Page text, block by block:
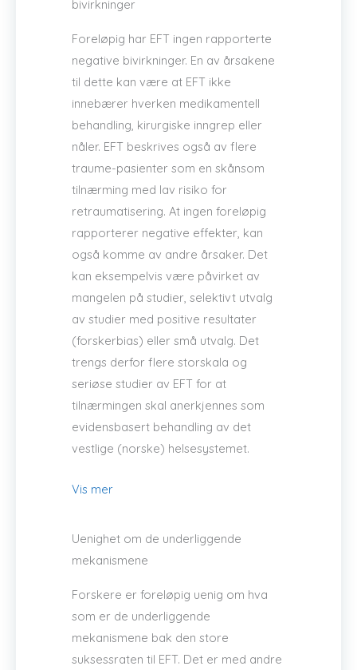
bivirkninger
Foreløpig har EFT ingen rapporterte
negative bivirkninger. En av årsakene
til dette kan være at EFT ikke
innebærer hverken medikamentell
behandling, kirurgiske inngrep eller
nåler. EFT beskrives også av flere
traume-pasienter som en skånsom
tilnærming med lav risiko for
retraumatisering. At ingen foreløpig
rapporterer negative effekter, kan
også komme av andre årsaker. Det
kan eksempelvis være påvirket av
mangelen på studier, selektivt utvalg
av studier med positive resultater
(forskerbias) eller små utvalg. Det
trengs derfor flere storskala og
seriøse studier av EFT for at
tilnærmingen skal anerkjennes som
evidensbasert behandling av det
vestlige (norske) helsesystemet.
Vis mer
Uenighet om de underliggende
mekanismene
Forskere er foreløpig uenig om hva
som er de underliggende
mekanismene bak den store
suksessraten til EFT. Det er med andre